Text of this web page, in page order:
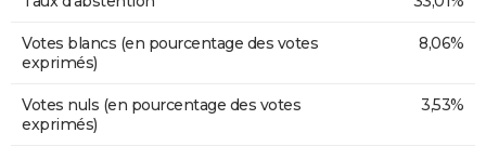
Votes blancs (en pourcentage des votes
exprimés)
8,06%
Votes nuls (en pourcentage des votes
exprimés)
3,53%